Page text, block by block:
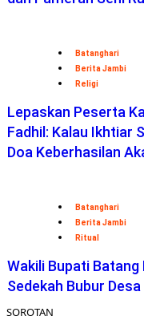
Batanghari
Berita Jambi
Religi
Lepaskan Peserta
Fadhil: Kalau Ikhtiar
Doa Keberhasilan
Batanghari
Berita Jambi
Ritual
Wakili Bupati Batang
Sedekah Bubur
SOROTAN